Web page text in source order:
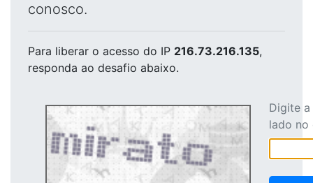
conosco.
Para liberar o acesso do IP 216.73.216.135,
responda ao desafio abaixo.
Digite
lado no